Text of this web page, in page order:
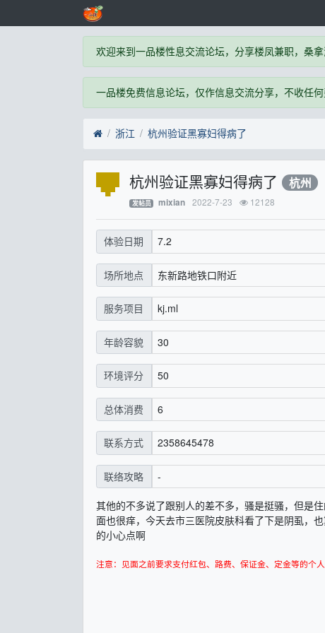
欢迎来到一品楼性息交流论坛，分享楼凤兼职，桑
一品楼免费信息论坛，仅作信息交流分享，不收任
浙江 杭州验证黑寡妇得病了
杭州验证黑寡妇得病了 杭州
发帖员 mixian 2022-7-23 12128
体验日期 7.2
场所地点 东新路地铁口附近
服务项目 kj.ml
年龄容貌 30
环境评分 50
总体消费 6
联系方式 2358645478
联络攻略 -
其他的不多说了跟别人的差不多，骚是挺骚，但是
面也很痒，今天去市三医院皮肤科看了下是阴虱，
的小心点啊
注意：见面之前要求支付红包、路费、保证金、定金等的个